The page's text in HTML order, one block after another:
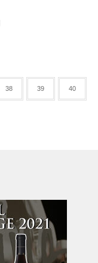
38 39 40